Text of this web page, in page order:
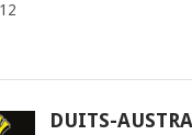
DUITS-